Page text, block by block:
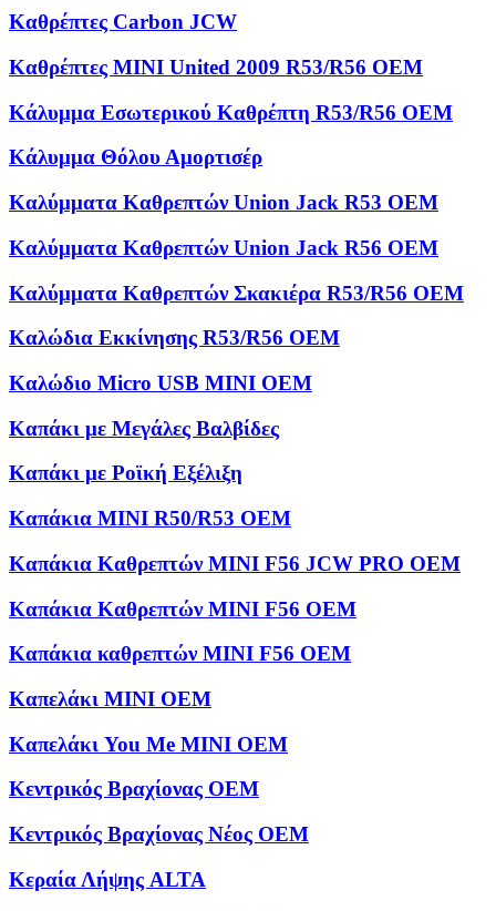
Καθρέπτες Carbon JCW
Καθρέπτες MINI United 2009 R53/R56 OEM
Κάλυμμα Εσωτερικού Καθρέπτη R53/R56 OEM
Κάλυμμα Θόλου Αμορτισέρ
Καλύμματα Kαθρεπτών Union Jack R53 OEM
Καλύμματα Καθρεπτών Union Jack R56 OEM
Καλύμματα Καθρεπτών Σκακιέρα R53/R56 OEM
Καλώδια Εκκίνησης R53/R56 OEM
Καλώδιο Micro USB MINI OEM
Καπάκι με Μεγάλες Βαλβίδες
Καπάκι με Ροϊκή Εξέλιξη
Καπάκια MINI R50/R53 OEM
Καπάκια Καθρεπτών MINI F56 JCW PRO OEM
Καπάκια Καθρεπτών MINI F56 OEM
Καπάκια καθρεπτών MINI F56 OEM
Καπελάκι MINI OEM
Καπελάκι You Me MINI OEM
Κεντρικός Βραχίονας OEM
Κεντρικός Βραχίονας Νέος OEM
Κεραία Λήψης ALTA